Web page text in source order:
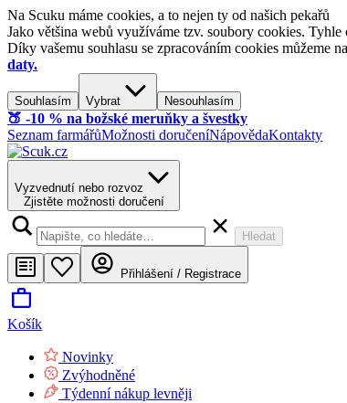
Na Scuku máme cookies, a to nejen ty od našich pekařů
Jako většina webů využíváme tzv. soubory cookies.
Díky vašemu souhlasu se zpracováním cookies můžeme
daty.
Souhlasím Vybrat Nesouhlasím
🍑​ -10 % na božské meruňky a švestky
Seznam farmářůMožnosti doručeníNápovědaKontakty
Vyzvednutí nebo rozvoz
Zjistěte možnosti doručení
Hledat
Přihlášení / Registrace
Košík
Novinky
Zvýhodněné
Týdenní nákup levněji